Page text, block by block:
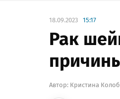
18.09.2023 15:17
Рак
Автор: Кристина